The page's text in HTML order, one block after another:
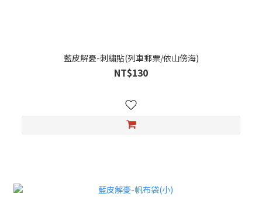
藍皮解憂-刺繡貼(列車郵票/依山傍海)
NT$130